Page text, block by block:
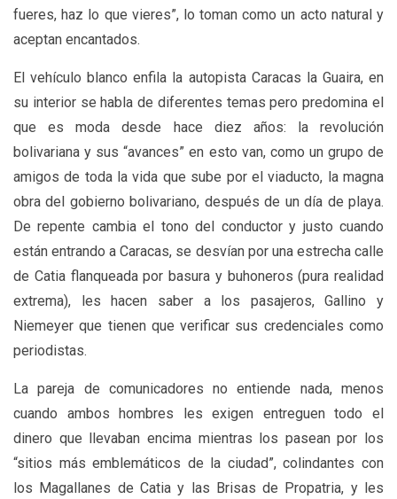
fueres, haz lo que vieres”, lo toman como un acto natural y
aceptan encantados.
El vehículo blanco enfila la autopista Caracas la Guaira, en
su interior se habla de diferentes temas pero predomina el
que es moda desde hace diez años: la revolución
bolivariana y sus “avances” en esto van, como un grupo de
amigos de toda la vida que sube por el viaducto, la magna
obra del gobierno bolivariano, después de un día de playa.
De repente cambia el tono del conductor y justo cuando
están entrando a Caracas, se desvían por una estrecha calle
de Catia flanqueada por basura y buhoneros (pura realidad
extrema), les hacen saber a los pasajeros, Gallino y
Niemeyer que tienen que verificar sus credenciales como
periodistas.
La pareja de comunicadores no entiende nada, menos
cuando ambos hombres les exigen entreguen todo el
dinero que llevaban encima mientras los pasean por los
“sitios más emblemáticos de la ciudad”, colindantes con
los Magallanes de Catia y las Brisas de Propatria, y les